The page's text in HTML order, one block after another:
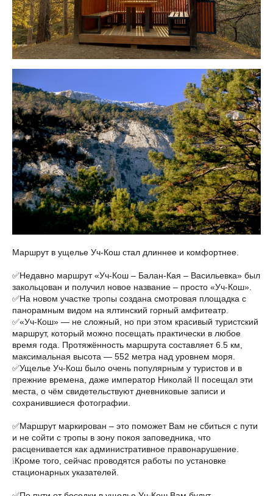
Маршрут в ущелье Уч-Кош стал длиннее и комфортнее.
✅Недавно маршрут «Уч-Кош – Балан-Кая – Васильевка» был
закольцован и получил новое название – просто «Уч-Кош».
✅На новом участке тропы создана смотровая площадка с
панорамным видом на ялтинский горный амфитеатр.
✅«Уч-Кош» — не сложный, но при этом красивый туристский
маршрут, который можно посещать практически в любое
время года. Протяжённость маршрута составляет 6.5 км,
максимальная высота — 552 метра над уровнем моря.
✅Ущелье Уч-Кош было очень популярным у туристов и в
прежние времена, даже император Николай II посещал эти
места, о чём свидетельствуют дневниковые записи и
сохранившиеся фотографии.
✅Маршрут маркирован – это поможет Вам не сбиться с пути
и не сойти с тропы в зону покоя заповедника, что
расценивается как административное правонарушение.
❕Кроме того, сейчас проводятся работы по установке
стационарных указателей.